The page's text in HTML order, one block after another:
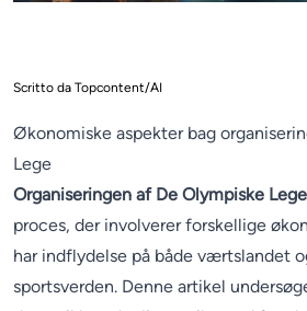
Scritto da Topcontent/AI
Økonomiske aspekter bag
Lege
Organiseringen af De Olympiske Lege
proces, der involverer forskellige
har indflydelse på både værtslandet
sportsverden. Denne artikel